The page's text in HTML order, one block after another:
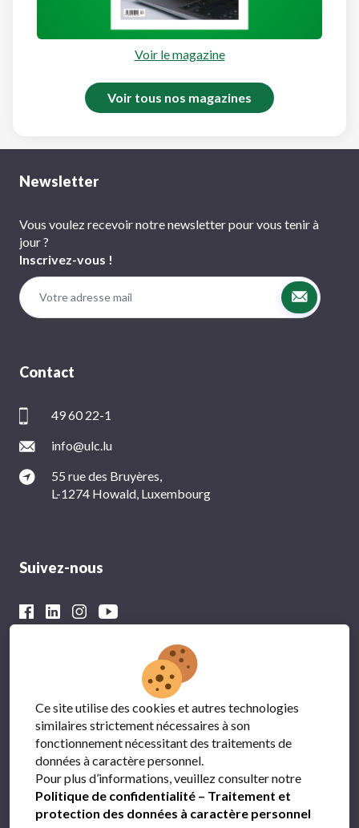
Voir le magazine
Voir tous nos magazines
Newsletter
Vous voulez recevoir notre newsletter pour vous tenir à
jour ?
Inscrivez-vous !
Contact
49 60 22-1
info@ulc.lu
55 rue des Bruyères,
L-1274 Howald, Luxembourg
Suivez-nous
Avec le soutien financier du
Ce site utilise des cookies et autres technologies
similaires strictement nécessaires à son
fonctionnement nécessitant des traitements de
données à caractère personnel.
Pour plus d’informations, veuillez consulter notre
Politique de confidentialité – Traitement et
protection des données à caractère personnel